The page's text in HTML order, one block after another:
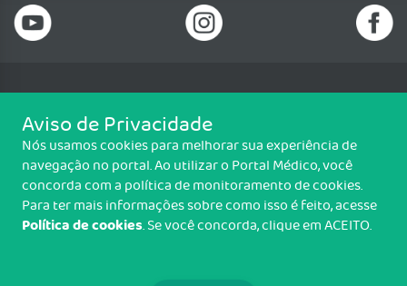
Telefone: (62) 3250 4900
Email: cremego@cremego.org.br
Rua T-28, N° 245, Qd. 24, Lotes 19 e 20, Setor Bueno, Goiânia/GO - CEP:
74210-040
Horário de funcionamento: Segunda a Sexta - 08h00 às 18h00
Copyright CREMEGO. Todos os direitos reservados.
Aviso de Privacidade
Nós usamos cookies para melhorar sua experiência de
navegação no portal. Ao utilizar o Portal Médico, você
concorda com a política de monitoramento de cookies.
Para ter mais informações sobre como isso é feito, acesse
Política de cookies. Se você concorda, clique em ACEITO.